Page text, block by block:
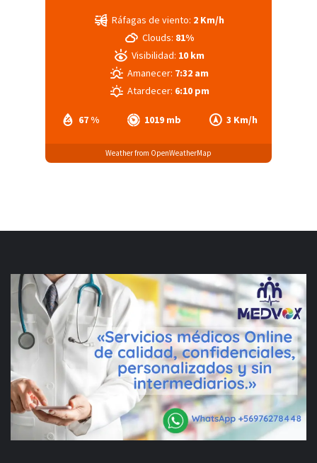
67 % 1019 mb 3 Km/h
Ráfagas de viento: 2 Km/h
Clouds: 81%
Visibilidad: 10 km
Amanecer: 7:32 am
Atardecer: 6:10 pm
Weather from OpenWeatherMap